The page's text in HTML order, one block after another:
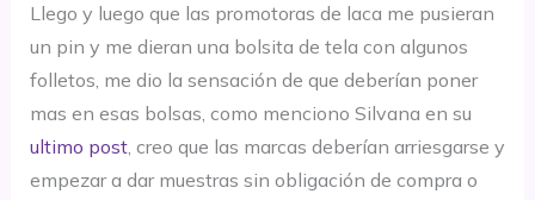
Llego y luego que las promotoras de laca me pusieran
un pin y me dieran una bolsita de tela con algunos
folletos, me dio la sensación de que deberían poner
mas en esas bolsas, como menciono Silvana en su
ultimo post, creo que las marcas deberían arriesgarse y
empezar a dar muestras sin obligación de compra o